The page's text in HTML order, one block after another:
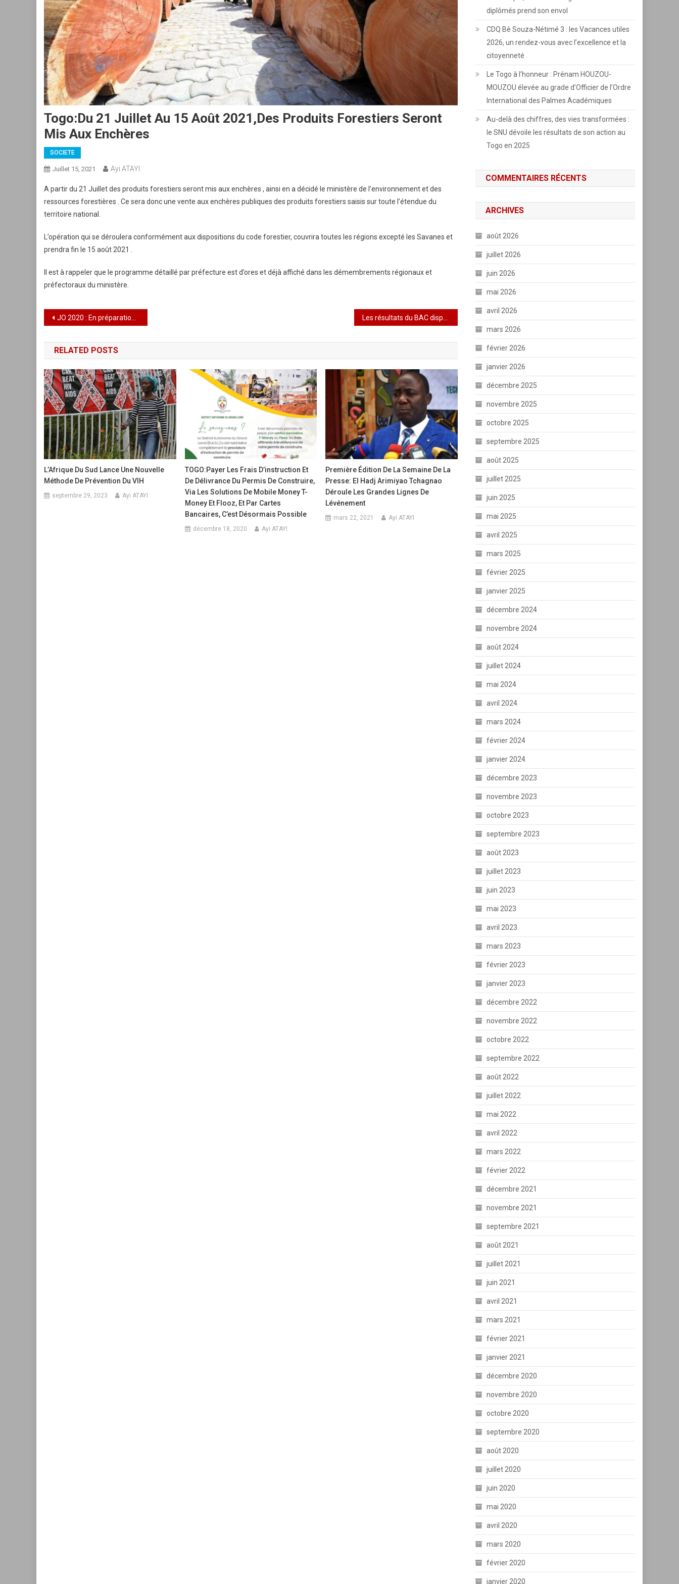
Togo:Du 21 Juillet Au 15 Août 2021,des Produits Forestiers Seront
Mis Aux Enchères
SOCIETE
Juillet 15, 2021 Ayi ATAYI
A partir du 21 Juillet des produits forestiers seront mis aux enchères , ainsi en a décidé le ministère de l’environnement et des
ressources forestières . Ce sera donc une vente aux enchères publiques des produits forestiers saisis sur toute l’étendue du
territoire national.
L’opération qui se déroulera conformément aux dispositions du code forestier, couvrira toutes les régions excepté les Savanes et
prendra fin le 15 août 2021 .
Il est à rappeler que le programme détaillé par préfecture est d’ores et déjà affiché dans les démembrements régionaux et
préfectoraux du ministère.
Navigation
de
l’article
JO 2020 : En préparation la Team USA affronte demain l’Australie Les résultats du BAC disponibles dés ce lundi
RELATED POSTS
L’Afrique Du Sud Lance Une Nouvelle
Méthode De Prévention Du VIH
septembre 29, 2023 Ayi ATAYI
TOGO:Payer Les Frais D’instruction Et
De Délivrance Du Permis De Construire,
Via Les Solutions De Mobile Money T-
Money Et Flooz, Et Par Cartes
Bancaires, C’est Désormais Possible
décembre 18, 2020 Ayi ATAYI
Première Édition De La Semaine De La
Presse: El Hadj Arimiyao Tchagnao
Déroule Les Grandes Lignes De
Lévénement
mars 22, 2021 Ayi ATAYI
diplômés prend son envol
CDQ Bè Souza-Nétimé 3 : les Vacances utiles
2026, un rendez-vous avec l’excellence et la
citoyenneté
Le Togo à l’honneur : Prénam HOUZOU-
MOUZOU élevée au grade d’Officier de l’Ordre
International des Palmes Académiques
Au-delà des chiffres, des vies transformées :
le SNU dévoile les résultats de son action au
Togo en 2025
COMMENTAIRES RÉCENTS
ARCHIVES
août 2026
juillet 2026
juin 2026
mai 2026
avril 2026
mars 2026
février 2026
janvier 2026
décembre 2025
novembre 2025
octobre 2025
septembre 2025
août 2025
juillet 2025
juin 2025
mai 2025
avril 2025
mars 2025
février 2025
janvier 2025
décembre 2024
novembre 2024
août 2024
juillet 2024
mai 2024
avril 2024
mars 2024
février 2024
janvier 2024
décembre 2023
novembre 2023
octobre 2023
septembre 2023
août 2023
juillet 2023
juin 2023
mai 2023
avril 2023
mars 2023
février 2023
janvier 2023
décembre 2022
novembre 2022
octobre 2022
septembre 2022
août 2022
juillet 2022
mai 2022
avril 2022
mars 2022
février 2022
décembre 2021
novembre 2021
septembre 2021
août 2021
juillet 2021
juin 2021
avril 2021
mars 2021
février 2021
janvier 2021
décembre 2020
novembre 2020
octobre 2020
septembre 2020
août 2020
juillet 2020
juin 2020
mai 2020
avril 2020
mars 2020
février 2020
janvier 2020